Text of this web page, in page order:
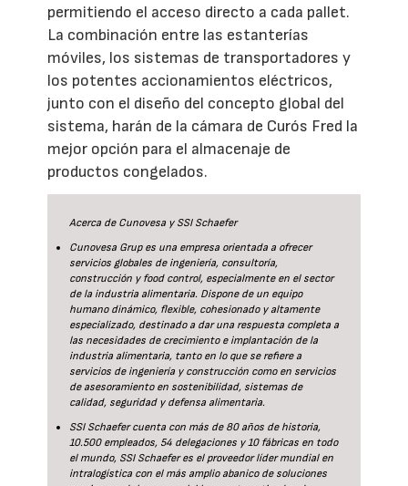
permitiendo el acceso directo a cada pallet.
La combinación entre las estanterías
móviles, los sistemas de transportadores y
los potentes accionamientos eléctricos,
junto con el diseño del concepto global del
sistema, harán de la cámara de Curós Fred la
mejor opción para el almacenaje de
productos congelados.
Acerca de Cunovesa y SSI Schaefer
Cunovesa Grup es una empresa orientada a ofrecer
servicios globales de ingeniería, consultoría,
construcción y food control, especialmente en el sector
de la industria alimentaria. Dispone de un equipo
humano dinámico, flexible, cohesionado y altamente
especializado, destinado a dar una respuesta completa a
las necesidades de crecimiento e implantación de la
industria alimentaria, tanto en lo que se refiere a
servicios de ingeniería y construcción como en servicios
de asesoramiento en sostenibilidad, sistemas de
calidad, seguridad y defensa alimentaria.
SSI Schaefer cuenta con más de 80 años de historia,
10.500 empleados, 54 delegaciones y 10 fábricas en todo
el mundo, SSI Schaefer es el proveedor líder mundial en
intralogística con el más amplio abanico de soluciones